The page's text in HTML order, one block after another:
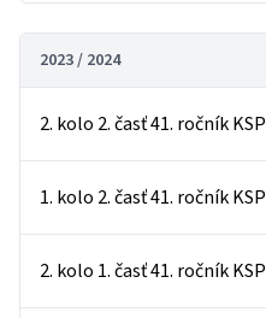
2023 / 2024
2. kolo 2. časť 41. ročník KSP
1. kolo 2. časť 41. ročník KSP
2. kolo 1. časť 41. ročník KSP